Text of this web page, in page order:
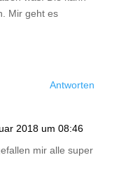
Mir geht es
Antworten
2018 um 08:46
mir alle super